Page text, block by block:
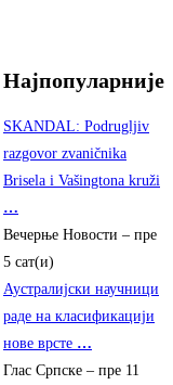
Најпопуларније
SKANDAL: Podrugljiv
razgovor zvaničnika
Brisela i Vašingtona kruži
…
Вечерње Новости – пре
5 сат(и)
Аустралијски научници
раде на класификацији
нове врсте …
Глас Српске – пре 11